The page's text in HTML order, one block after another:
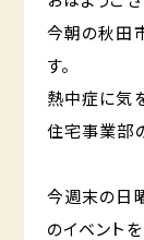
今朝の秋田
す。
熱中症に気
住宅事業部
今週末の日
のイベント